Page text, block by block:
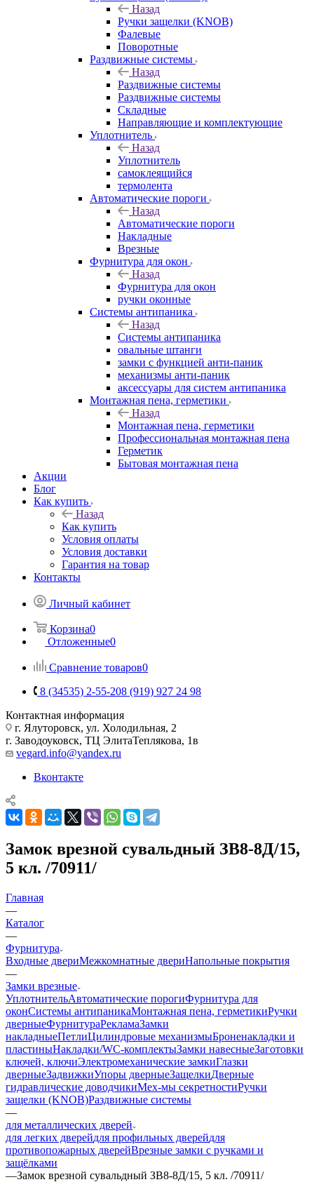
Назад
Ручки защелки (KNOB)
Фалевые
Поворотные
Раздвижные системы
Назад
Раздвижные системы
Раздвижные системы
Складные
Направляющие и комплектующие
Уплотнитель
Назад
Уплотнитель
самоклеящийся
термолента
Автоматические пороги
Назад
Автоматические пороги
Накладные
Врезные
Фурнитура для окон
Назад
Фурнитура для окон
ручки оконные
Системы антипаника
Назад
Системы антипаника
овальные штанги
замки с функцией анти-паник
механизмы анти-паник
аксессуары для систем антипаника
Монтажная пена, герметики
Назад
Монтажная пена, герметики
Профессиональная монтажная пена
Герметик
Бытовая монтажная пена
Акции
Блог
Как купить
Назад
Как купить
Условия оплаты
Условия доставки
Гарантия на товар
Контакты
Личный кабинет
Корзина0
Отложенные0
Сравнение товаров0
8 (34535) 2-55-208 (919) 927 24 98
Контактная информация
г. Ялуторовск, ул. Холодильная, 2
г. Заводоуковск, ​ТЦ Элита​Теплякова, 1в
vegard.info@yandex.ru
Вконтакте
Замок врезной сувальдный ЗВ8-8Д/15,
5 кл. /70911/
Главная
—
Каталог
—
Фурнитура
Входные двериМежкомнатные двериНапольные покрытия
—
Замки врезные
УплотнительАвтоматические порогиФурнитура для
оконСистемы антипаникаМонтажная пена, герметикиРучки
дверныеФурнитураРекламаЗамки
накладныеПетлиЦилиндровые механизмыБроненакладки и
пластиныНакладки/WC-комплектыЗамки навесныеЗаготовки
ключей, ключиЭлектромеханические замкиГлазки
дверныеЗадвижкиУпоры дверныеЗащелкиДверные
гидравлические доводчикиМех-мы секретностиРучки
защелки (KNOB)Раздвижные системы
—
для металлических дверей
для легких дверейдля профильных дверейдля
противопожарных дверейВрезные замки с ручками и
защёлками
—Замок врезной сувальдный ЗВ8-8Д/15, 5 кл. /70911/